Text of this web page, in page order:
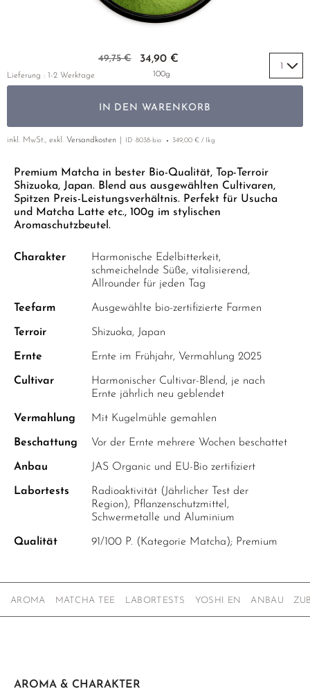
SETS & GIFTS
PHOENIX DANCONG
ZHANGPING SHUI XIAN
JAPAN
THAILAND
EMPFEHLUNGEN
SETS & GIFTS
TÜRKEI
EMPFEHLUNGEN
SETS & GIFTS
NACH SORTE
SELTENE INCENCES
Premium Matcha in bester Bio-Qualität, Top-Terroir
Shizuoka, Japan. Blend aus ausgewählten Cultivaren,
Spitzen Preis-Leistungsverhältnis. Perfekt für Usucha
und Matcha Latte etc., 100g im stylischen
Aromaschutzbeutel.
Charakter
Harmonische Edelbitterkeit,
schmeichelnde Süße, vitalisierend,
Allrounder für jeden Tag
Teefarm Ausgewählte bio-zertifizierte Farmen
Terroir Shizuoka, Japan
Ernte Ernte im Frühjahr, Vermahlung 2025
Cultivar
Harmonischer Cultivar-Blend, je nach
Ernte jährlich neu geblendet
Vermahlung Mit Kugelmühle gemahlen
Beschattung Vor der Ernte mehrere Wochen beschattet
Anbau JAS Organic und EU-Bio zertifiziert
Labortests
Radioaktivität (Jährlicher Test der
Region), Pflanzenschutzmittel,
Schwermetalle und Aluminium
Qualität 91/100 P. (Kategorie Matcha); Premium
34,90 €
49,75 €
100g
IN DEN WARENKORB
Lieferung : 1-2 Werktage
inkl. MwSt., exkl. Versandkosten ID 8038-bio 349,00 € / 1kg
AROMA MATCHA TEE LABORTESTS YOSHI EN ANBAU
AROMA & CHARAKTER